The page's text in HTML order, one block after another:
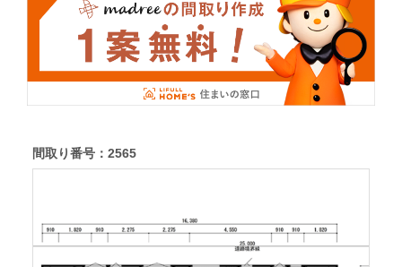
間取り番号：2565